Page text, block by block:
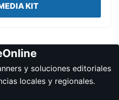
KIT
y soluciones editoriales
locales y regionales.